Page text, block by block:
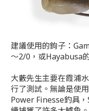
建議使用的鉤子：
〜2/0，或Hayabusa
大藪先生主要在霞浦
行了測試。無論是使用
Power Finesse釣具